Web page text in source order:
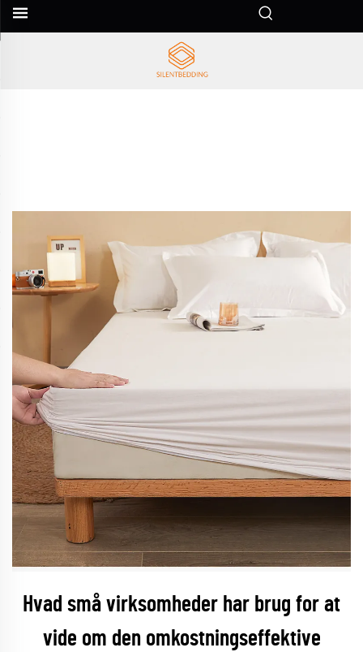
Hvad små virksomheder har brug for at
vide om den omkostningseffektive